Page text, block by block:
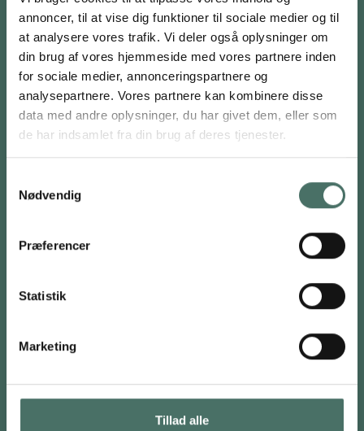
annoncer, til at vise dig funktioner til sociale medier og til
at analysere vores trafik. Vi deler også oplysninger om
din brug af vores hjemmeside med vores partnere inden
for sociale medier, annonceringspartnere og
analysepartnere. Vores partnere kan kombinere disse
data med andre oplysninger, du har givet dem, eller som
de har indsamlet fra din brug af deres tjenester.
Nødvendig
Præferencer
Statistik
Marketing
Tillad alle
CVR: 21243787
FOR PRIVATE
Jordbundsundersøgelse
Opretning af gulv
Skruefundament
Fyldning af hulrum
Opretning af industrigulv/vej